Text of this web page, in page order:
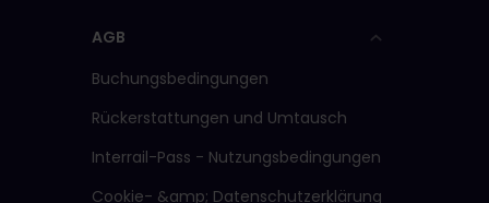
AGB
Buchungsbedingungen
Rückerstattungen und Umtausch
Interrail-Pass - Nutzungsbedingungen
Cookie- &amp; Datenschutzerklärung